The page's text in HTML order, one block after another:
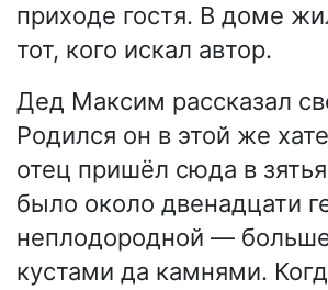
приходе гостя. В доме
тот, кого искал автор.
Дед Максим рассказал
Родился он в этой же
отец пришёл сюда в
было около двенадцати
неплодородной —
кустами да камнями.